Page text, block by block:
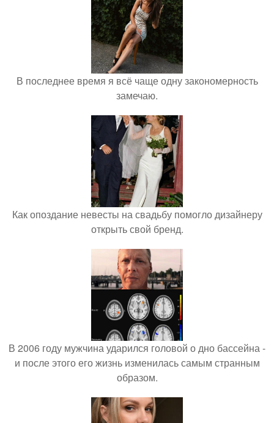
В последнее время я всё чаще одну закономерность
замечаю.
Как опоздание невесты на свадьбу помогло дизайнеру
открыть свой бренд.
В 2006 году мужчина ударился головой о дно бассейна -
и после этого его жизнь изменилась самым странным
образом.